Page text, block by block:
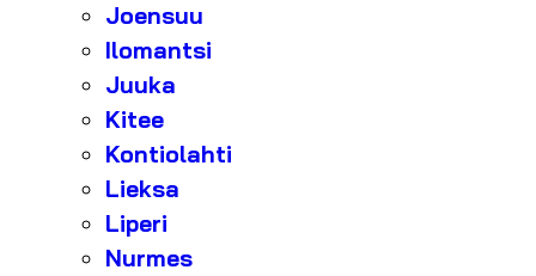
Joensuu
Ilomantsi
Juuka
Kitee
Kontiolahti
Lieksa
Liperi
Nurmes